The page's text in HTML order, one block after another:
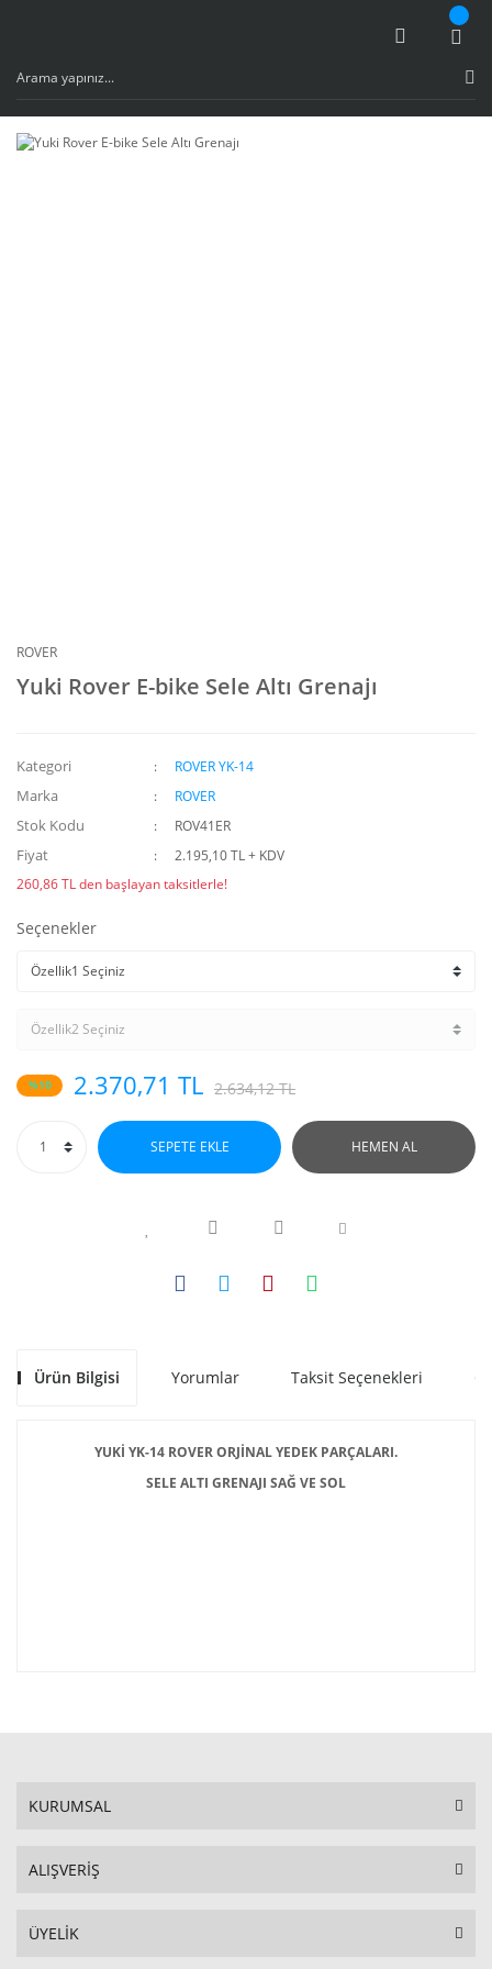
ROVER
Yuki Rover E-bike Sele Altı Grenajı
Kategori ROVER YK-14
Marka ROVER
Stok Kodu ROV41ER
Fiyat
2.195,10 TL + KDV
260,86 TL den başlayan taksitlerle!
Seçenekler
%10 2.370,71 TL 2.634,12 TL
SEPETE EKLE HEMEN AL
Ürün Bilgisi Yorumlar Taksit Seçenekleri
YUKİ YK-14 ROVER ORJİNAL YEDEK PARÇALARI.
SELE ALTI GRENAJI SAĞ VE SOL
KURUMSAL
ALIŞVERİŞ
ÜYELİK